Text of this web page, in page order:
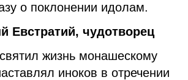
о поклонении идолам.
Евстратий, чудотворец
жизнь монашескому
иноков в отречении